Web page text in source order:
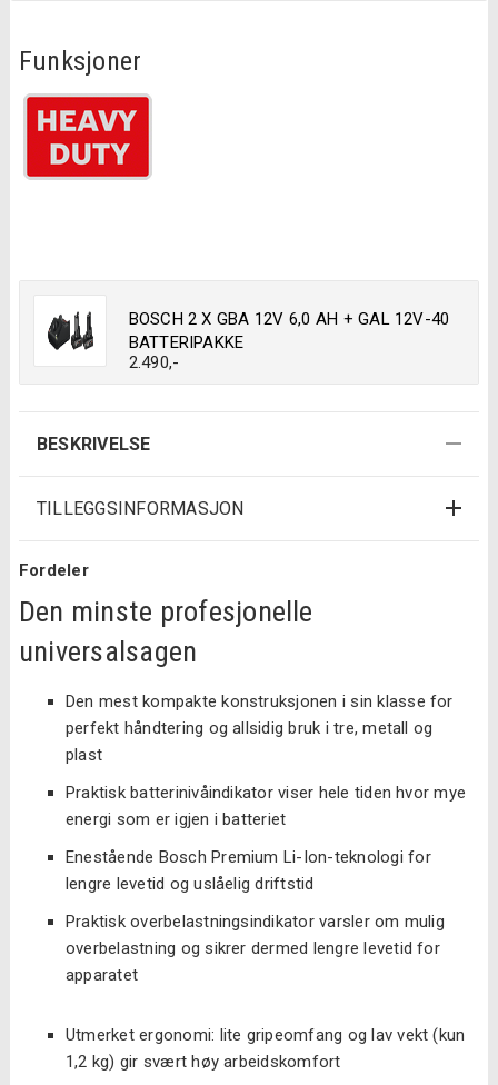
Funksjoner
BOSCH 2 X GBA 12V 6,0 AH + GAL 12V-40
BATTERIPAKKE
2.490,-
BESKRIVELSE
TILLEGGSINFORMASJON
Fordeler
Den minste profesjonelle
universalsagen
Den mest kompakte konstruksjonen i sin klasse for
perfekt håndtering og allsidig bruk i tre, metall og
plast
Praktisk batterinivåindikator viser hele tiden hvor mye
energi som er igjen i batteriet
Enestående Bosch Premium Li-Ion-teknologi for
lengre levetid og uslåelig driftstid
Praktisk overbelastningsindikator varsler om mulig
overbelastning og sikrer dermed lengre levetid for
apparatet
Utmerket ergonomi: lite gripeomfang og lav vekt (kun
1,2 kg) gir svært høy arbeidskomfort